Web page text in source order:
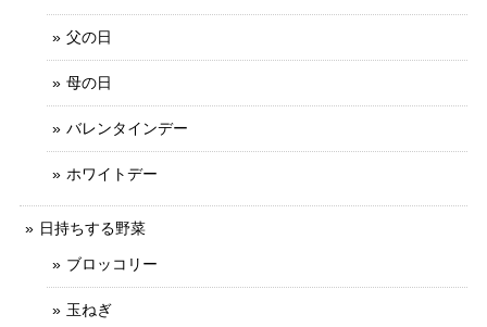
父の日
母の日
バレンタインデー
ホワイトデー
日持ちする野菜
ブロッコリー
玉ねぎ